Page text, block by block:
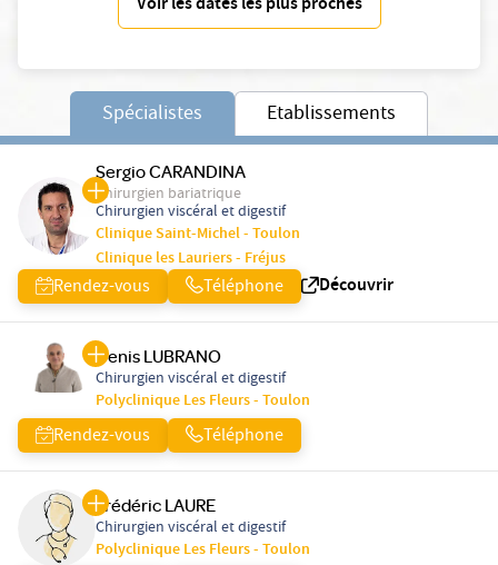
Spécialistes Etablissements
Sergio CARANDINA
Chirurgien bariatrique
Chirurgien viscéral et digestif
Clinique Saint-Michel - Toulon
Clinique les Lauriers - Fréjus
Rendez-vous Téléphone Découvrir
Denis LUBRANO
Chirurgien viscéral et digestif
Polyclinique Les Fleurs - Toulon
Rendez-vous Téléphone
Frédéric LAURE
Chirurgien viscéral et digestif
Polyclinique Les Fleurs - Toulon